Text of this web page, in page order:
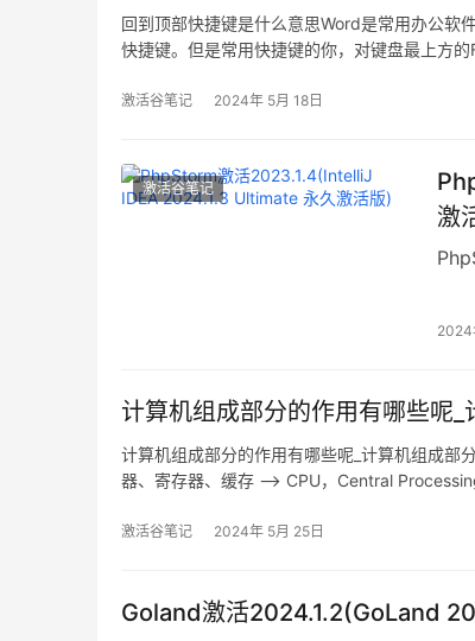
回到顶部快捷键是什么意思Word是常用办公软
快捷键。但是常用快捷键的你，对键盘最上方
激活谷笔记 2024年 5月 18日
激活谷笔记
激
2024
计算机组成部分的作用有哪些呢
计算机组成部分的作用有哪些呢_计算机组成部
器、寄存器、缓存 –> CPU，Central
激活谷笔记 2024年 5月 25日
Goland激活2024.1.2(GoLand